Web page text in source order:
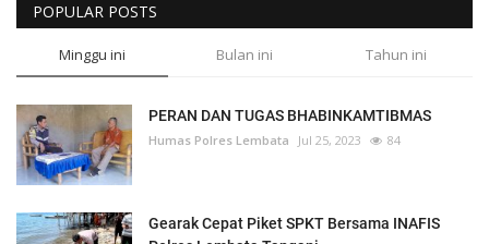
POPULAR POSTS
Minggu ini Bulan ini Tahun ini
PERAN DAN TUGAS BHABINKAMTIBMAS
Humas Polres Lembata Jul 25, 2023 84
Gearak Cepat Piket SPKT Bersama INAFIS